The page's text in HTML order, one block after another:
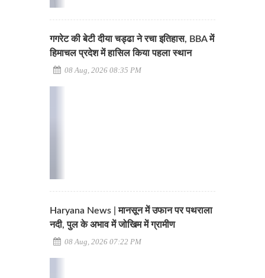
गगरेट की बेटी दीया चड्ढा ने रचा इतिहास, BBA में
हिमाचल प्रदेश में हासिल किया पहला स्थान
08 Aug, 2026 08:35 PM
Haryana News | मानसून में उफान पर पथराला
नदी, पुल के अभाव में जोखिम में ग्रामीण
08 Aug, 2026 07:22 PM